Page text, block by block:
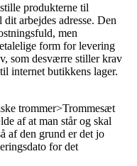
produkterne til
arbejdes adresse. Den
men
form for levering
som desværre stiller krav
internet butikkens lager.
trommer>Trommesæt
af at man står og skal
af den grund er det jo
for det